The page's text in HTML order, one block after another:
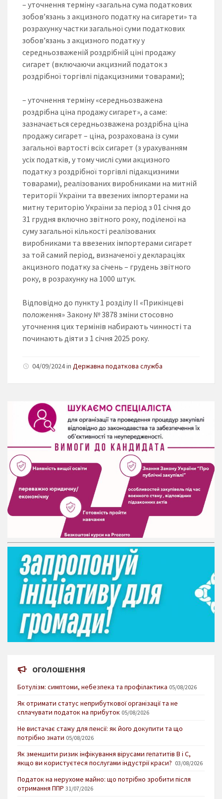
– уточнення терміну «загальна сума податкових
зобов’язань з акцизного податку на сигарети» та
розрахунку частки загальної суми податкових
зобов’язань з акцизного податку у
середньозваженій роздрібній ціні продажу
сигарет (включаючи акцизний податок з
роздрібної торгівлі підакцизними товарами);
– уточнення терміну «середньозважена
роздрібна ціна продажу сигарет», а саме:
зазначається середньозважена роздрібна ціна
продажу сигарет – ціна, розрахована із суми
загальної вартості всіх сигарет (з урахуванням
усіх податків, у тому числі суми акцизного
податку з роздрібної торгівлі підакцизними
товарами), реалізованих виробниками на митній
території України та ввезених імпортерами на
митну територію України за період з 01 січня до
31 грудня включно звітного року, поділеної на
суму загальної кількості реалізованих
виробниками та ввезених імпортерами сигарет
за той самий період, визначеної у деклараціях
акцизного податку за січень – грудень звітного
року, в розрахунку на 1000 штук.
Відповідно до пункту 1 розділу ІІ «Прикінцеві
положення» Закону № 3878 зміни стосовно
уточнення цих термінів набирають чинності та
починають діяти з 1 січня 2025 року.
04/09/2024 in Державна податкова служба
ОГОЛОШЕННЯ
Ботулізм: симптоми, небезпека та профілактика 05/08/2026
Як отримати статус неприбуткової організації та не
сплачувати податок на прибуток 05/08/2026
Не вистачає стажу для пенсії: як його докупити та що
потрібно знати 05/08/2026
Як зменшити ризик інфікування вірусами гепатитів В і С,
якщо ви користуєтеся послугами індустрії краси? 03/08/2026
Податок на нерухоме майно: що потрібно зробити після
отримання ППР 31/07/2026